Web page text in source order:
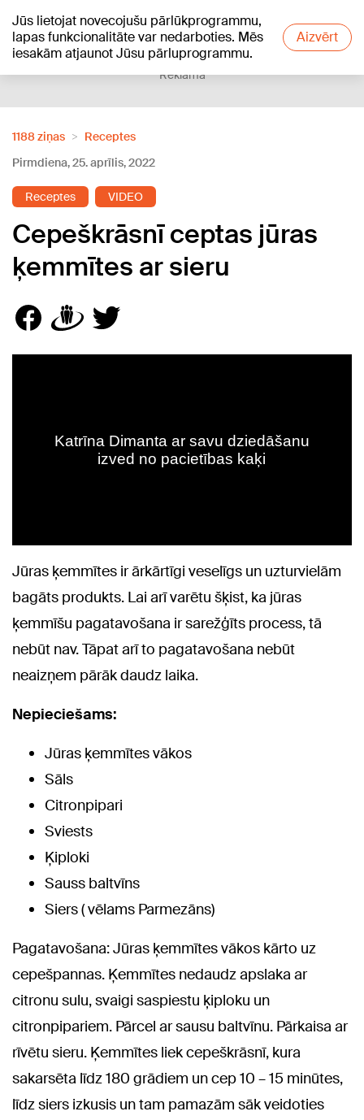
Jūs lietojat novecojušu pārlūkprogrammu,
lapas funkcionalitāte var nedarboties. Mēs
iesakām atjaunot Jūsu pārluprogrammu.
Aizvērt
+22°C
Reklāma
1188 ziņas
Receptes
Pirmdiena, 25. aprīlis, 2022
Receptes VIDEO
Cepeškrāsnī ceptas jūras
ķemmītes ar sieru
Jūras ķemmītes ir ārkārtīgi veselīgs un uzturvielām
bagāts produkts. Lai arī varētu šķist, ka jūras
ķemmīšu pagatavošana ir sarežģīts process, tā
nebūt nav. Tāpat arī to pagatavošana nebūt
neaizņem pārāk daudz laika.
Nepieciešams:
Jūras ķemmītes vākos
Sāls
Citronpipari
Sviests
Ķiploki
Sauss baltvīns
Siers ( vēlams Parmezāns)
Pagatavošana: Jūras ķemmītes vākos kārto uz
cepešpannas. Ķemmītes nedaudz apslaka ar
citronu sulu, svaigi saspiestu ķiploku un
citronpipariem. Pārcel ar sausu baltvīnu. Pārkaisa ar
rīvētu sieru. Ķemmītes liek cepeškrāsnī, kura
sakarsēta līdz 180 grādiem un cep 10 – 15 minūtes,
līdz siers izkusis un tam pamazām sāk veidoties